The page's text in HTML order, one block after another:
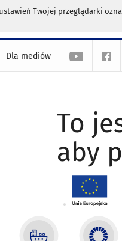
Twojej przeglądarki
Dla mediów
To
aby